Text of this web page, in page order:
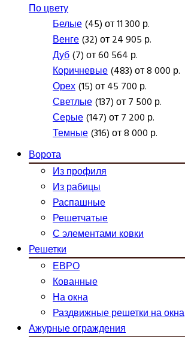
По цвету
Белые(45) от 11 300 р.
Венге(32) от 24 905 р.
Дуб(7) от 60 564 р.
Коричневые(483) от 8 000 р.
Орех(15) от 45 700 р.
Светлые(137) от 7 500 р.
Серые(147) от 7 200 р.
Темные(316) от 8 000 р.
Ворота
Из профиля
Из рабицы
Распашные
Решетчатые
С элементами ковки
Решетки
ЕВРО
Кованные
На окна
Раздвижные решетки на окна
Ажурные ограждения